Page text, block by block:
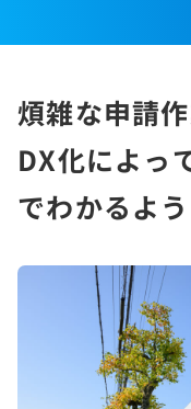
煩雑な申請
DX化によっ
でわかるよ